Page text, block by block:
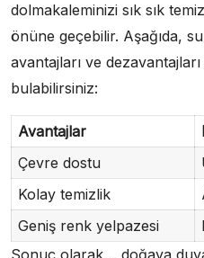
dolmakaleminizi sık sık
önüne geçebilir. Aşağıda,
avantajları ve
bulabilirsiniz:
Avantajlar
Çevre dostu
Kolay temizlik
Geniş renk yelpazesi